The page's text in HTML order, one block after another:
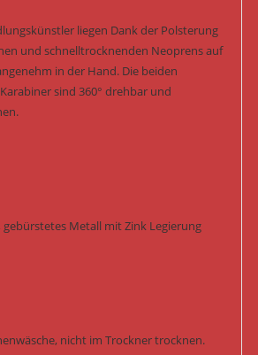
liegen Dank der Polsterung
und schnelltrocknenden Neoprens auf
in der Hand. Die beiden
sind 360° drehbar und
Metall mit Zink Legierung
nicht im Trockner trocknen.